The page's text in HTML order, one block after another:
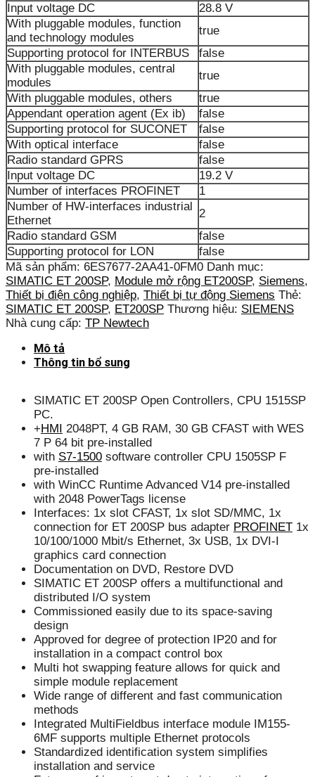
Input voltage DC
28.8 V
With pluggable modules, function
and technology modules
true
Supporting protocol for INTERBUS
false
With pluggable modules, central
modules
true
With pluggable modules, others
true
Appendant operation agent (Ex ib)
false
Supporting protocol for SUCONET
false
With optical interface
false
Radio standard GPRS
false
Input voltage DC
19.2 V
Number of interfaces PROFINET
1
Number of HW-interfaces industrial
Ethernet
2
Radio standard GSM
false
Supporting protocol for LON
false
Mã sản phẩm: 6ES7677-2AA41-0FM0 Danh mục:
SIMATIC ET 200SP, Module mở rộng ET200SP, Siemens,
Thiết bị điện công nghiệp, Thiết bị tự động Siemens Thẻ:
SIMATIC ET 200SP, ET200SP Thương hiệu: SIEMENS
Nhà cung cấp: TP Newtech
Mô tả
Thông tin bổ sung
SIMATIC ET 200SP Open Controllers, CPU 1515SP
PC.
+HMI 2048PT, 4 GB RAM, 30 GB CFAST with WES
7 P 64 bit pre-installed
with S7-1500 software controller CPU 1505SP F
pre-installed
with WinCC Runtime Advanced V14 pre-installed
with 2048 PowerTags license
Interfaces: 1x slot CFAST, 1x slot SD/MMC, 1x
connection for ET 200SP bus adapter PROFINET 1x
10/100/1000 Mbit/s Ethernet, 3x USB, 1x DVI-I
graphics card connection
Documentation on DVD, Restore DVD
SIMATIC ET 200SP offers a multifunctional and
distributed I/O system
Commissioned easily due to its space-saving
design
Approved for degree of protection IP20 and for
installation in a compact control box
Multi hot swapping feature allows for quick and
simple module replacement
Wide range of different and fast communication
methods
Integrated MultiFieldbus interface module IM155-
6MF supports multiple Ethernet protocols
Standardized identification system simplifies
installation and service